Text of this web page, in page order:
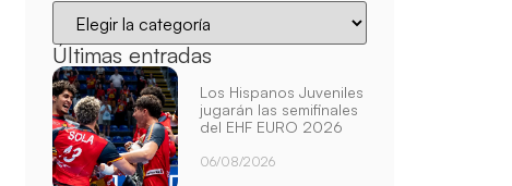
Últimas entradas
Los Hispanos Juveniles
jugarán las semifinales
del EHF EURO 2026
06/08/2026